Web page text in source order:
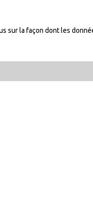
sur la façon dont les